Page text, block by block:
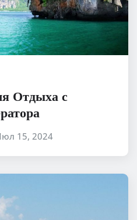
Отдыха с
15, 2024